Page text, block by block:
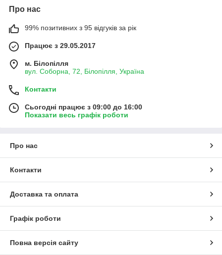
Про нас
99% позитивних з 95 відгуків за рік
Працює з 29.05.2017
м. Білопілля
вул. Соборна, 72, Білопілля, Україна
Контакти
Сьогодні працює з 09:00 до 16:00
Показати весь графік роботи
Про нас
Контакти
Доставка та оплата
Графік роботи
Повна версія сайту